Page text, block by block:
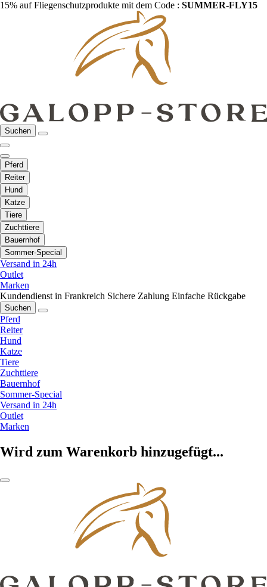
15% auf Fliegenschutzprodukte mit dem Code : SUMMER-FLY15
Suchen
Pferd
Reiter
Hund
Katze
Tiere
Zuchttiere
Bauernhof
Sommer-Special
Versand in 24h
Outlet
Marken
Kundendienst in Frankreich Sichere Zahlung Einfache Rückgabe
Suchen
Pferd
Reiter
Hund
Katze
Tiere
Zuchttiere
Bauernhof
Sommer-Special
Versand in 24h
Outlet
Marken
Wird zum Warenkorb hinzugefügt...